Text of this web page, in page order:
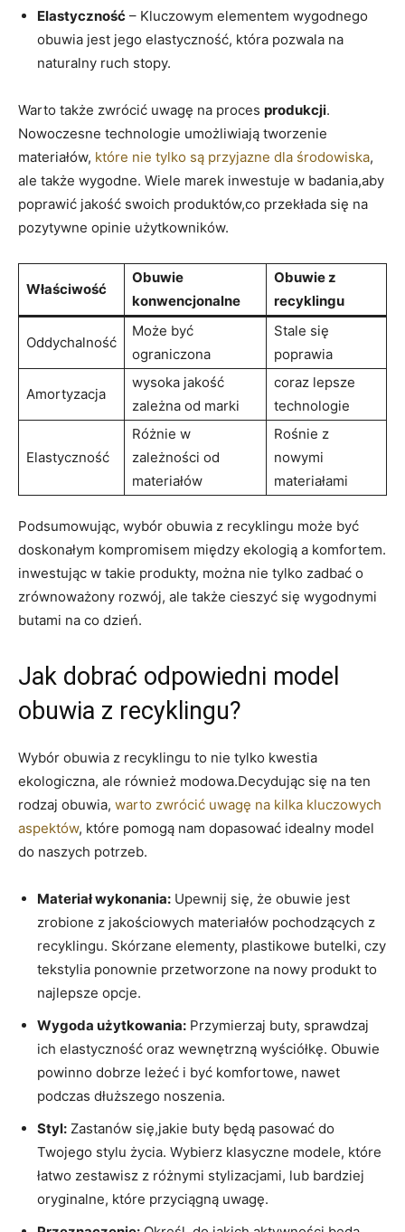
Elastyczność – Kluczowym elementem wygodnego
obuwia jest jego elastyczność, która pozwala na
naturalny ruch stopy.
Warto także zwrócić uwagę na proces produkcji.
Nowoczesne technologie umożliwiają tworzenie
materiałów, które nie tylko są przyjazne dla środowiska,
ale także wygodne. Wiele marek inwestuje w badania,aby
poprawić jakość swoich produktów,co przekłada się na
pozytywne opinie użytkowników.
Właściwość
Obuwie
konwencjonalne
Obuwie z
recyklingu
Oddychalność
Może być
ograniczona
Stale się
poprawia
Amortyzacja
wysoka jakość
zależna od marki
coraz lepsze
technologie
Elastyczność
Różnie w
zależności od
materiałów
Rośnie z
nowymi
materiałami
Podsumowując, wybór obuwia z recyklingu może być
doskonałym kompromisem między ekologią a komfortem.
inwestując w takie produkty, można nie tylko zadbać o
zrównoważony rozwój, ale także cieszyć się wygodnymi
butami na co dzień.
Jak dobrać odpowiedni model
obuwia z recyklingu?
Wybór obuwia z recyklingu to nie tylko kwestia
ekologiczna, ale również modowa.Decydując się na ten
rodzaj obuwia, warto zwrócić uwagę na kilka kluczowych
aspektów, które pomogą nam dopasować idealny model
do naszych potrzeb.
Materiał wykonania: Upewnij się, że obuwie jest
zrobione z jakościowych materiałów pochodzących z
recyklingu. Skórzane elementy, plastikowe butelki, czy
tekstylia ponownie przetworzone na nowy produkt to
najlepsze opcje.
Wygoda użytkowania: Przymierzaj buty, sprawdzaj
ich elastyczność oraz wewnętrzną wyściółkę. Obuwie
powinno dobrze leżeć i być komfortowe, nawet
podczas dłuższego noszenia.
Styl: Zastanów się,jakie buty będą pasować do
Twojego stylu życia. Wybierz klasyczne modele, które
łatwo zestawisz z różnymi stylizacjami, lub bardziej
oryginalne, które przyciągną uwagę.